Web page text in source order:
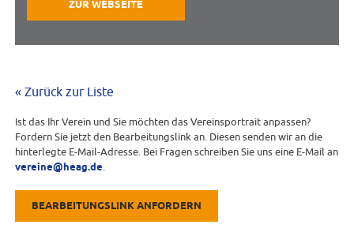
ZUR WEBSEITE
« Zurück zur Liste
Ist das Ihr Verein und Sie möchten das Vereinsportrait anpassen?
Fordern Sie jetzt den Bearbeitungslink an. Diesen senden wir an die
hinterlegte E-Mail-Adresse. Bei Fragen schreiben Sie uns eine E-Mail an
vereine@heag.de.
BEARBEITUNGSLINK ANFORDERN